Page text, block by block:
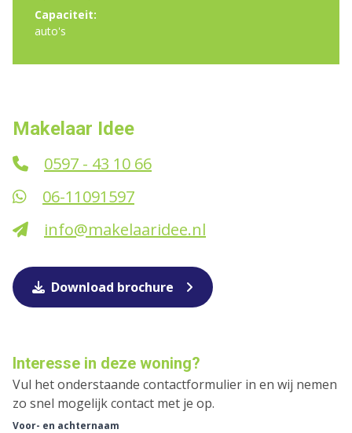
Capaciteit:
auto's
Makelaar Idee
0597 - 43 10 66
06-11091597
info@makelaaridee.nl
Download brochure
Interesse in deze woning?
Vul het onderstaande contactformulier in en wij nemen
zo snel mogelijk contact met je op.
Voor- en achternaam